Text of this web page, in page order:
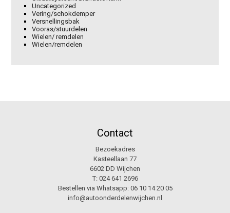
Uncategorized
Vering/schokdemper
Versnellingsbak
Vooras/stuurdelen
Wielen/ remdelen
Wielen/remdelen
Contact
Bezoekadres
Kasteellaan 77
6602 DD Wijchen
T: 024 641 2696
Bestellen via Whatsapp: 06 10 14 20 05
info@autoonderdelenwijchen.nl